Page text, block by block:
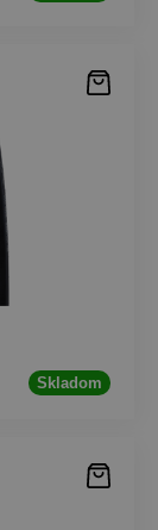
Skladom